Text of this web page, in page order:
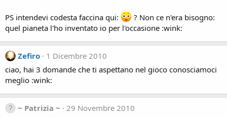
PS intendevi codesta faccina qui:
? Non ce n'era bisogno:
quel pianeta l'ho inventato io per l'occasione :wink:
Zefiro
1 Dicembre 2010
ciao, hai 3 domande che ti aspettano nel gioco conosciamoci
meglio :wink:
~ Patrizia ~
29 Novembre 2010